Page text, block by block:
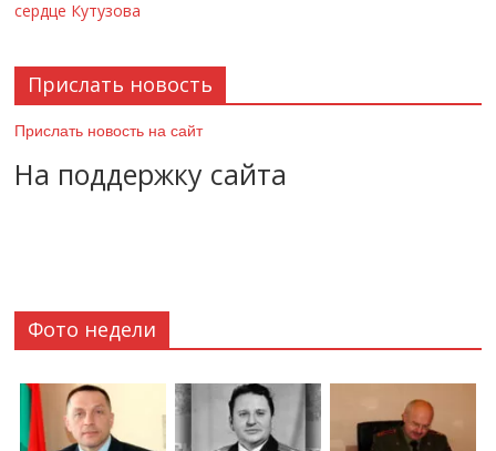
сердце Кутузова
Прислать новость
Прислать новость на сайт
На поддержку сайта
Фото недели